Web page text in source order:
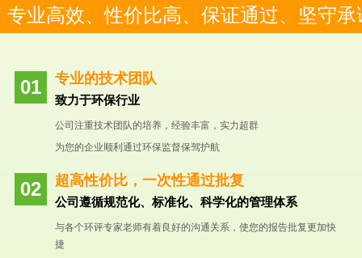
专业高效、性价比高、保证通过、坚守承
专业的技术团队
致力于环保行业
公司注重技术团队的培养，经验丰富，实力超群
为您的企业顺利通过环保监督保驾护航
超高性价比，一次性通过批复
公司遵循规范化、标准化、科学化的管理体系
与各个环评专家老师有着良好的沟通关系，使您的报告批复更加快
捷